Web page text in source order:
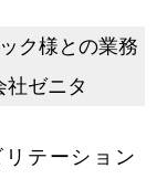
ク様との業務
ゼニタ
テーション